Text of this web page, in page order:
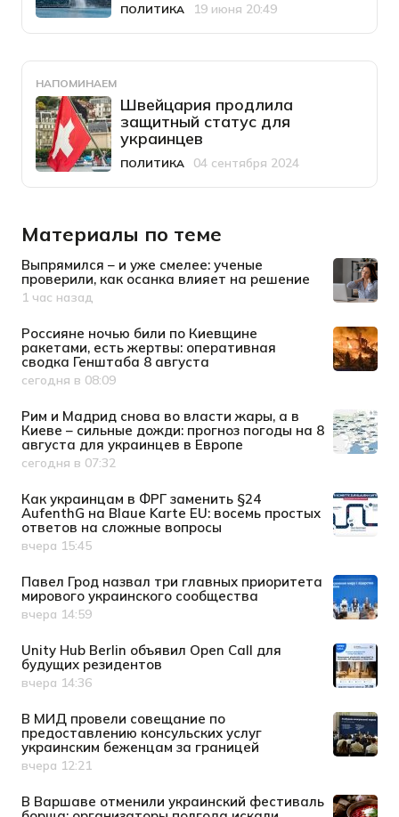
Категория
ПОЛИТИКА
Дата публикации
19 июня 20:49
НАПОМИНАЕМ
Швейцария продлила
защитный статус для
украинцев
Категория
ПОЛИТИКА
Дата публикации
04 сентября 2024
Материалы по теме
Выпрямился – и уже смелее: ученые
проверили, как осанка влияет на решение
Дата публикации
1 час назад
Россияне ночью били по Киевщине
ракетами, есть жертвы: оперативная
сводка Генштаба 8 августа
Дата публикации
сегодня в 08:09
Рим и Мадрид снова во власти жары, а в
Киеве – сильные дожди: прогноз погоды на 8
августа для украинцев в Европе
Дата публикации
сегодня в 07:32
Как украинцам в ФРГ заменить §24
AufenthG на Blaue Karte EU: восемь простых
ответов на сложные вопросы
Дата публикации
вчера 15:45
Павел Грод назвал три главных приоритета
мирового украинского сообщества
Дата публикации
вчера 14:59
Unity Hub Berlin объявил Open Call для
будущих резидентов
Дата публикации
вчера 14:36
В МИД провели совещание по
предоставлению консульских услуг
украинским беженцам за границей
Дата публикации
вчера 12:21
В Варшаве отменили украинский фестиваль